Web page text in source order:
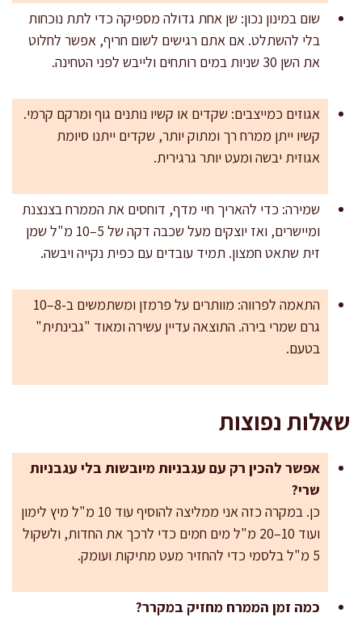
שום במינון נכון: שן אחת גדולה מספיקה כדי לתת נוכחות
בלי להשתלט. אם אתם רגישים לשום חריף, אפשר לחלוט
את השן 30 שניות במים רותחים ולייבש לפני הטחינה.
אגוזים כמייצבים: שקדים או קשיו נותנים גוף ומרקם קרמי.
קשיו ייתן ממרח רך ומתוק יותר, שקדים ייתנו סיומת
אגוזית יבשה ומעט יותר גרגירית.
שמירה: כדי להאריך חיי מדף, דוחסים את הממרח בצנצנת
ומיישרים, ואז יוצקים מעל שכבה דקה של 5–10 מ"ל שמן
זית שתאט חמצון. תמיד עובדים עם כפית נקייה ויבשה.
התאמה לפרווה: מוותרים על פרמזן ומשתמשים ב-8–10
גרם שמרי בירה. התוצאה עדיין עשירה ומאוד "גבינתית"
בטעם.
שאלות נפוצות
אפשר להכין רק עם עגבניות מיובשות בלי עגבניות
שרי?
כן. במקרה כזה אני ממליצה להוסיף עוד 10 מ"ל מיץ לימון
ועוד 10–20 מ"ל מים חמים כדי לרכך את החדות, ולשקול
5 מ"ל בלסמי כדי להחזיר מעט מתיקות ועומק.
כמה זמן הממרח מחזיק במקרר?